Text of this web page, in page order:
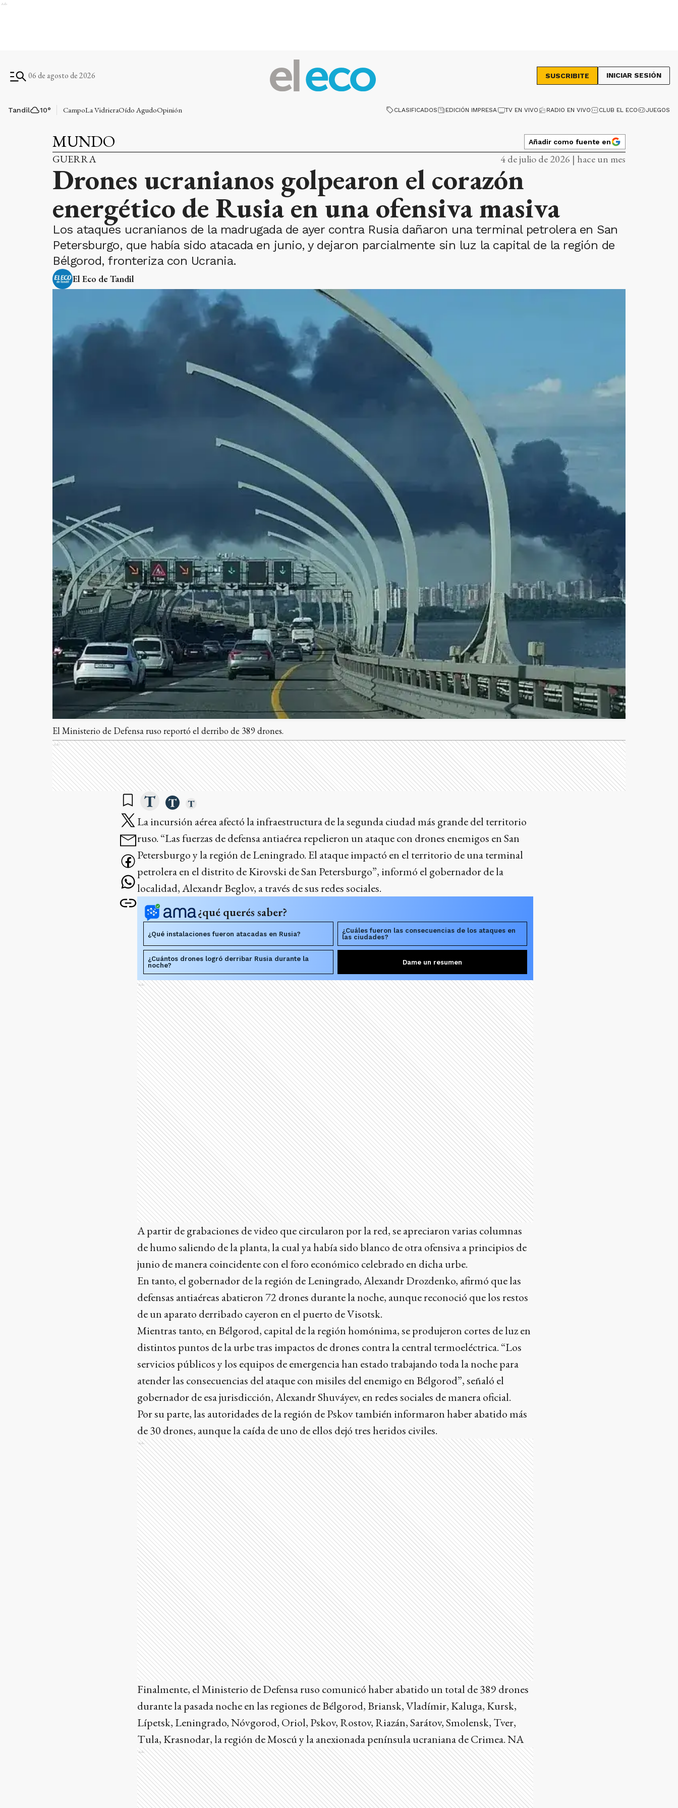
Ads
06 de agosto de 2026 SUSCRIBITE INICIAR SESIÓN
Tandil 10° CampoLa VidrieraOído AgudoOpinión CLASIFICADOS EDICIÓN IMPRESA TV EN VIVO RADIO EN VIVO CLUB EL ECO JUEGOS
MUNDO Añadir como fuente en
GUERRA 4 de julio de 2026 | hace un mes
Drones ucranianos golpearon el corazón
energético de Rusia en una ofensiva masiva
Los ataques ucranianos de la madrugada de ayer contra Rusia dañaron una terminal petrolera en San
Petersburgo, que había sido atacada en junio, y dejaron parcialmente sin luz la capital de la región de
Bélgorod, fronteriza con Ucrania.
El Eco de Tandil
El Ministerio de Defensa ruso reportó el derribo de 389 drones.
Ads
La incursión aérea afectó la infraestructura de la segunda ciudad más grande del territorio
ruso. “Las fuerzas de defensa antiaérea repelieron un ataque con drones enemigos en San
Petersburgo y la región de Leningrado. El ataque impactó en el territorio de una terminal
petrolera en el distrito de Kirovski de San Petersburgo”, informó el gobernador de la
localidad, Alexandr Beglov, a través de sus redes sociales.
¿qué querés saber?
¿Qué instalaciones fueron atacadas en Rusia?
¿Cuáles fueron las consecuencias de los ataques en
las ciudades?
¿Cuántos drones logró derribar Rusia durante la
noche?
Dame un resumen
Ads
A partir de grabaciones de video que circularon por la red, se apreciaron varias columnas
de humo saliendo de la planta, la cual ya había sido blanco de otra ofensiva a principios de
junio de manera coincidente con el foro económico celebrado en dicha urbe.
En tanto, el gobernador de la región de Leningrado, Alexandr Drozdenko, afirmó que las
defensas antiaéreas abatieron 72 drones durante la noche, aunque reconoció que los restos
de un aparato derribado cayeron en el puerto de Visotsk.
Mientras tanto, en Bélgorod, capital de la región homónima, se produjeron cortes de luz en
distintos puntos de la urbe tras impactos de drones contra la central termoeléctrica. “Los
servicios públicos y los equipos de emergencia han estado trabajando toda la noche para
atender las consecuencias del ataque con misiles del enemigo en Bélgorod”, señaló el
gobernador de esa jurisdicción, Alexandr Shuváyev, en redes sociales de manera oficial.
Por su parte, las autoridades de la región de Pskov también informaron haber abatido más
de 30 drones, aunque la caída de uno de ellos dejó tres heridos civiles.
Ads
Finalmente, el Ministerio de Defensa ruso comunicó haber abatido un total de 389 drones
durante la pasada noche en las regiones de Bélgorod, Briansk, Vladímir, Kaluga, Kursk,
Lípetsk, Leningrado, Nóvgorod, Oriol, Pskov, Rostov, Riazán, Sarátov, Smolensk, Tver,
Tula, Krasnodar, la región de Moscú y la anexionada península ucraniana de Crimea. NA
Ads